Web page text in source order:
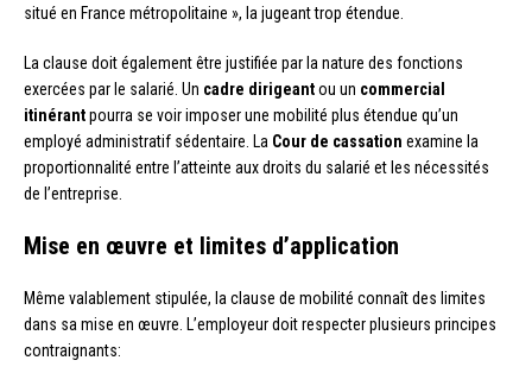
situé en France métropolitaine », la jugeant trop étendue.
La clause doit également être justifiée par la nature des fonctions
exercées par le salarié. Un cadre dirigeantou un commercial
itinérantpourra se voir imposer une mobilité plus étendue qu’un
employé administratif sédentaire. La Cour de cassation examine la
proportionnalité entre l’atteinte aux droits du salarié et les nécessités
de l’entreprise.
Mise en œuvre et limites d’application
Même valablement stipulée, la clause de mobilité connaît des limites
dans sa mise en œuvre. L’employeur doit respecter plusieurs principes
contraignants: